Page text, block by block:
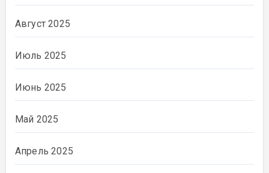
Август 2025
Июль 2025
Июнь 2025
Май 2025
Апрель 2025